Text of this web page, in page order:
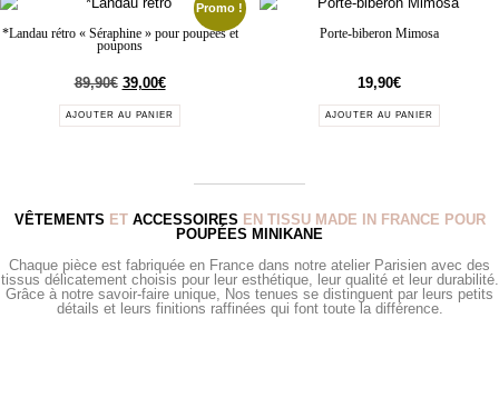
Promo !
*Landau rétro « Séraphine » pour poupées et
poupons
89,90€ 39,00€
AJOUTER AU PANIER
Porte-biberon Mimosa
19,90€
AJOUTER AU PANIER
VÊTEMENTS ET ACCESSOIRES EN TISSU MADE IN FRANCE POUR
POUPÉES MINIKANE
Chaque pièce est fabriquée en France dans notre atelier Parisien avec des
tissus délicatement choisis pour leur esthétique, leur qualité et leur durabilité.
Grâce à notre savoir-faire unique, Nos tenues se distinguent par leurs petits
détails et leurs finitions raffinées qui font toute la différence.